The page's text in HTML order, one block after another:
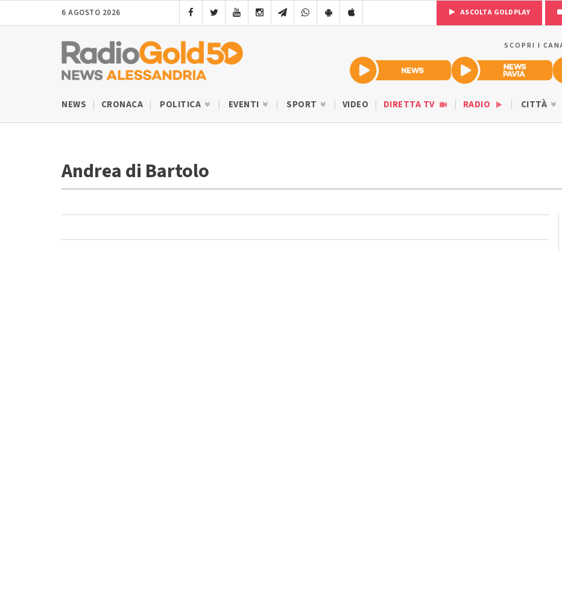
6 AGOSTO 2026 ASCOLTA GOLDPLAY
SCOPRI I
NEWS CRONACA POLITICA EVENTI SPORT VIDEO DIRETTA TV RADIO CITTÀ
Andrea di Bartolo